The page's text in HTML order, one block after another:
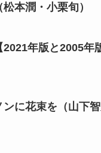
本潤・小栗旬）
2021年版と2005年
ンに花束を（山下智